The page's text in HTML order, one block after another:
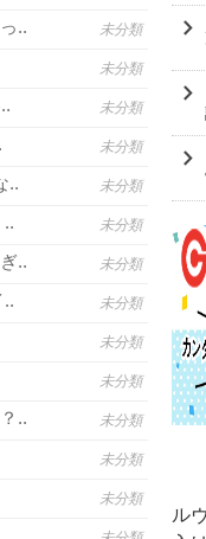
.. 未分類
未分類
未分類
未分類
.. 未分類
未分類
.. 未分類
.. 未分類
未分類
未分類
.. 未分類
未分類
未分類
ル